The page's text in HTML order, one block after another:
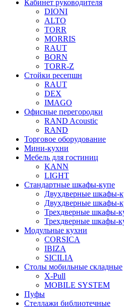
Кабинет руководителя
DIONI
ALTO
TORR
MORRIS
RAUT
BORN
TORR-Z
Стойки ресепшн
RAUT
DEX
IMAGO
Офисные перегородки
RAND Acoustic
RAND
Торговое оборудование
Мини-кухни
Мебель для гостиниц
KANN
LIGHT
Стандартные шкафы-купе
Двухдверные шкафы-
Двухдверные шкафы-
Трехдверные шкафы-
Трехдверные шкафы-
Модульные кухни
CORSICA
IBIZA
SICILIA
Столы мобильные складные
X-Pull
MOBILE SYSTEM
Пуфы
Стеллажи библиотечные